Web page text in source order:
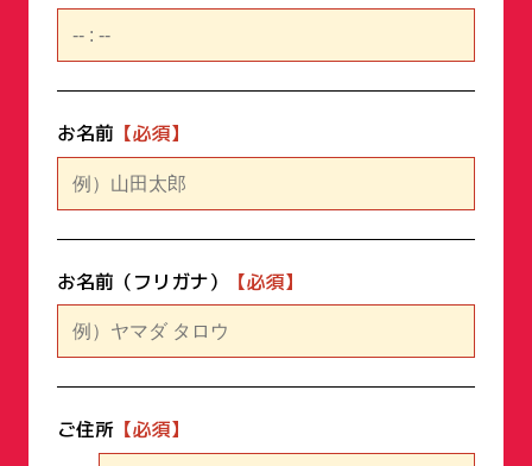
お名前
お名前（フリガナ）
ご住所